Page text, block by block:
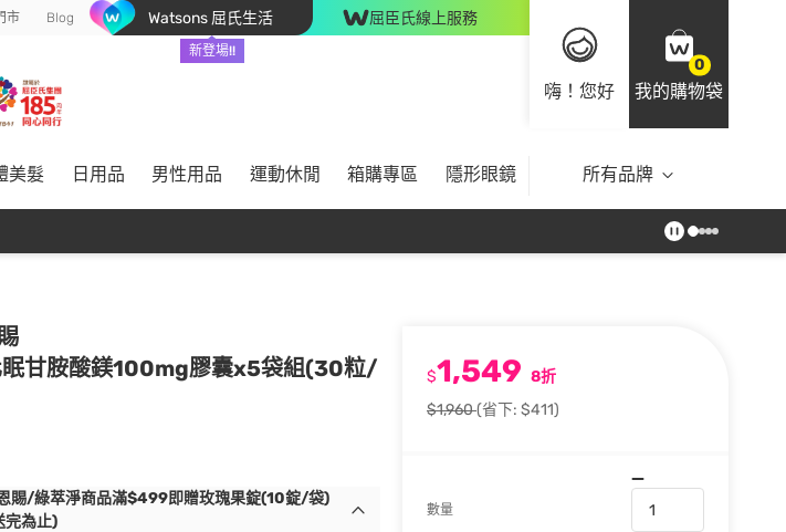
市 Blog Watsons 屈氏生活
新登場!!
屈臣氏線上服務
嗨！您好
0
我的購物袋
美髮 日用品 男性用品 運動休閒 箱購專區 隱形眼鏡 所有品牌
眠甘胺酸鎂100mg膠囊x5袋組(30粒/
$1,549 8折
$1,960(省下: $411)
數量
賜/綠萃淨商品滿$499即贈玫瑰果錠(10錠/袋)
完為止)